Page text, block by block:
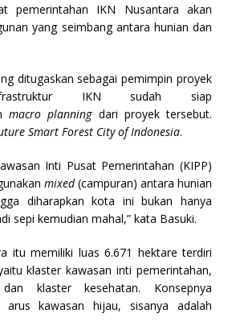
pemerintahan IKN Nusantara akan
yang seimbang antara hunian dan
ditugaskan sebagai pemimpin proyek
IKN sudah siap
macro planningdari proyek tersebut.
Smart Forest City of Indonesia.
Inti Pusat Pemerintahan (KIPP)
mixed(campuran) antara hunian
diharapkan kota ini bukan hanya
sepi kemudian mahal,” kata Basuki.
itu memiliki luas 6.671 hektare terdiri
klaster kawasan inti pemerintahan,
klaster kesehatan. Konsepnya
arus kawasan hijau, sisanya adalah